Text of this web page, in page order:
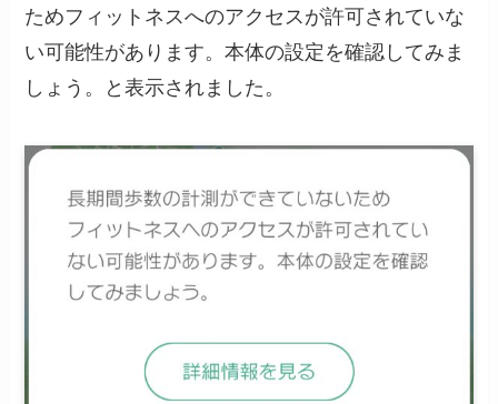
ためフィットネスへのアクセスが許可されていな
い可能性があります。本体の設定を確認してみま
しょう。と表示されました。